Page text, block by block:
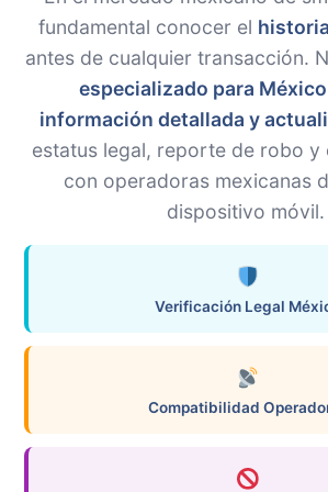
fundamental conocer el
antes de cualquier transacción.
especializado para México
información detallada y
estatus legal, reporte de robo y
con operadoras mexicanas
dispositivo móvil.
Verificación Legal
Compatibilidad